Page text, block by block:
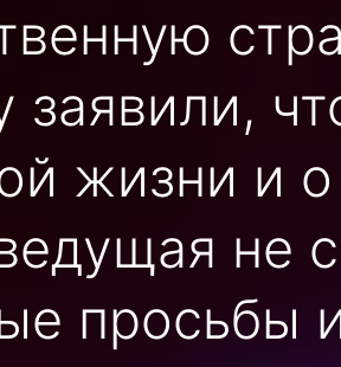
заявили,
жизни и
не
просьбы